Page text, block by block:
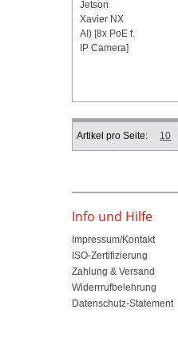
Artikel pro Seite: 10
Info und Hilfe
Impressum/Kontakt
ISO-Zertifizierung
Zahlung & Versand
Widerrrufbelehrung
Datenschutz-Statement